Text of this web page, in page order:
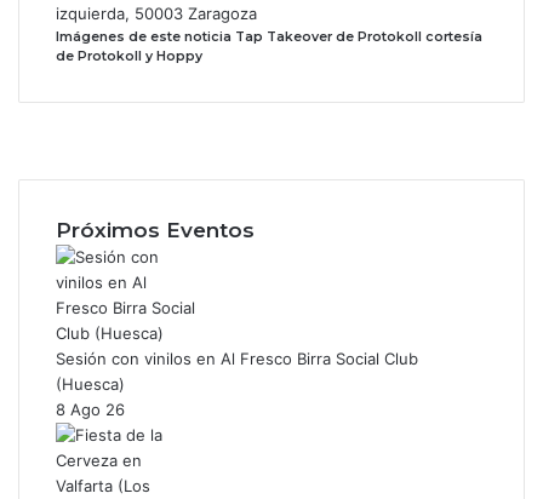
izquierda, 50003 Zaragoza
Imágenes de este noticia Tap Takeover de Protokoll cortesía
de Protokoll y Hoppy
Próximos Eventos
Sesión con vinilos en Al Fresco Birra Social Club
(Huesca)
8 Ago 26